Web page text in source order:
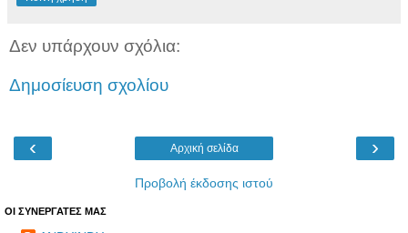
Δεν υπάρχουν σχόλια:
Δημοσίευση σχολίου
‹ ›
Αρχική σελίδα
Προβολή έκδοσης ιστού
ΟΙ ΣΥΝΕΡΓΑΤΕΣ ΜΑΣ